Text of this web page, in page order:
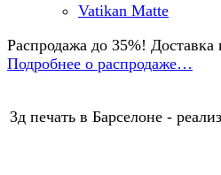
Vatikan Matte
Распродажа до 35%! Доставка
Подробнее о распродаже…
3д печать в Барселоне -